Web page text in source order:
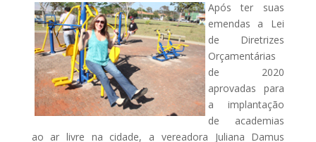
Após ter suas
emendas a Lei
de Diretrizes
Orçamentárias
de 2020
aprovadas para
a implantação
de academias
ao ar livre na cidade, a vereadora Juliana Damus